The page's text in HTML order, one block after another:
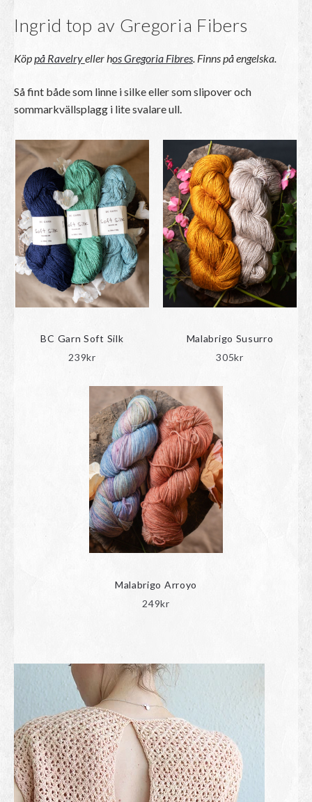
Ingrid top av Gregoria Fibers
Köppå Ravelryeller hos Gregoria Fibres. Finns på engelska.
Så fint både som linne i silke eller som slipover och
sommarkvällsplagg i lite svalare ull.
BC Garn Soft Silk
239kr
Malabrigo Susurro
305kr
Malabrigo Arroyo
249kr